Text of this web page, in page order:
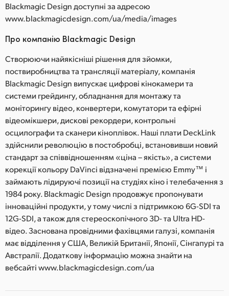
Blackmagic Design доступні за адресою
www.blackmagicdesign.com/ua/media/images
Про компанію Blackmagic Design
Створюючи найякісніші рішення для зйомки,
поствиробництва та трансляції матеріалу, компанія
Blackmagic Design випускає цифрові кінокамери та
системи грейдингу, обладнання для монтажу та
моніторингу відео, конвертери, комутатори та ефірні
відеомікшери, дискові рекордери, контрольні
осцилографи та сканери кіноплівок. Наші плати DeckLink
здійснили революцію в постобробці, встановивши новий
стандарт за співвідношенням «ціна – якість», а системи
корекції кольору DaVinci відзначені премією Emmy™ і
займають лідируючі позиції на студіях кіно і телебачення з
1984 року. Blackmagic Design продовжує пропонувати
інноваційні продукти, у тому числі з підтримкою 6G-SDI та
12G-SDI, а також для стереоскопічного 3D- та Ultra HD-
відео. Заснована провідними фахівцями галузі, компанія
має відділення у США, Великій Британії, Японії, Сінгапурі та
Австралії. Додаткову інформацію можна знайти на
вебсайті www.blackmagicdesign.com/ua